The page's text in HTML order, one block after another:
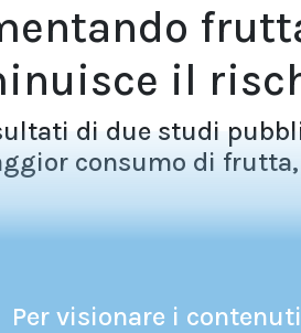
il
di due studi
consumo di frutta,
Per visionare i